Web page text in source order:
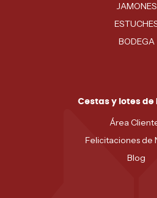
JAMONES
BODEGA
Cestas y lotes de
Área
Felicitaciones de
Blog